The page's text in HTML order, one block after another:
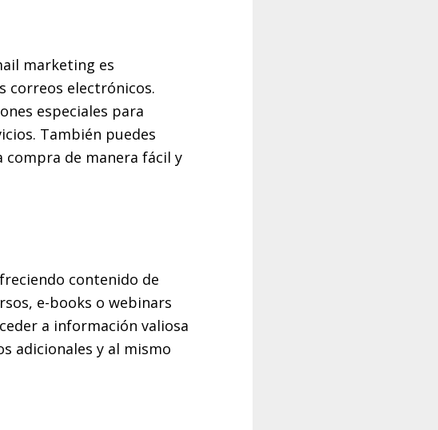
marketing es
correos electrónicos.
especiales para
También puedes
de manera fácil y
contenido de
e-books o webinars
a información valiosa
adicionales y al mismo